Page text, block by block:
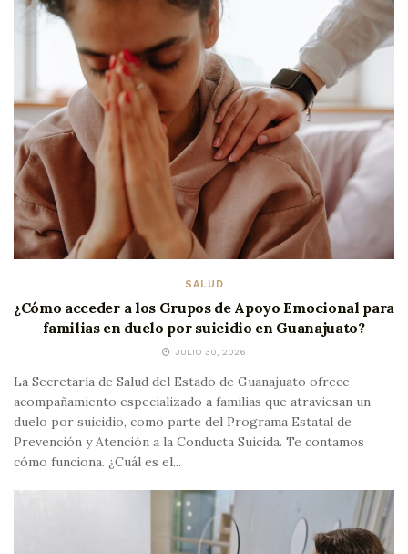
SALUD
¿Cómo acceder a los Grupos de Apoyo Emocional para
familias en duelo por suicidio en Guanajuato?
JULIO 30, 2026
La Secretaría de Salud del Estado de Guanajuato ofrece
acompañamiento especializado a familias que atraviesan un
duelo por suicidio, como parte del Programa Estatal de
Prevención y Atención a la Conducta Suicida. Te contamos
cómo funciona. ¿Cuál es el...